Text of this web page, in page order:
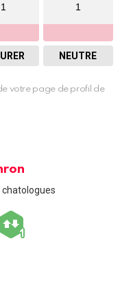
1 1
NEUTRE
votre page de profil de